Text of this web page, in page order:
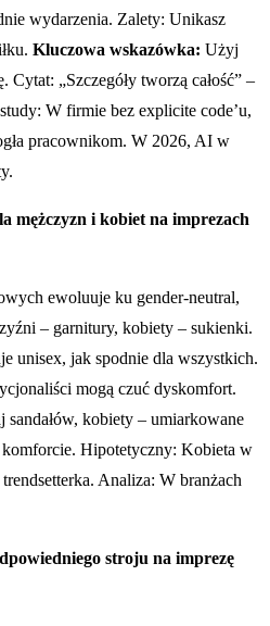
wydarzenia. Zalety: Unikasz
Kluczowa wskazówka: Użyj
„Szczegóły tworzą całość” –
W firmie bez explicite code’u,
pracownikom. W 2026, AI w
mężczyzn i kobiet na imprezach
ewoluuje ku gender-neutral,
– garnitury, kobiety – sukienki.
unisex, jak spodnie dla wszystkich.
mogą czuć dyskomfort.
kobiety – umiarkowane
komforcie. Hipotetyczny: Kobieta w
Analiza: W branżach
stroju na imprezę